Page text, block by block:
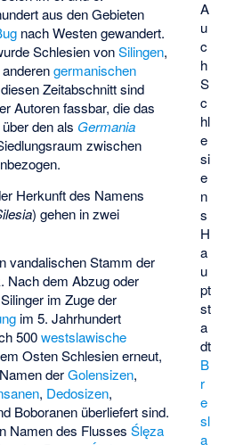
A
u
c
h
S
c
hl
e
si
e
n
s
H
a
u
pt
st
a
dt
B
r
e
sl
a
aus den Gebieten
nach Westen gewandert.
Schlesien vonSilingen,
anderengermanischen
Zeitabschnitt sind
Autoren fassbar, die das
den als Germania
zwischen
Herkunft des Namens
) gehen in zwei
vandalischen Stamm der
Nach dem Abzug oder
im Zuge der
im 5. Jahrhundert
500westslawische
Osten Schlesien erneut,
derGolensizen,
, Dedosizen,
Boboranen überliefert sind.
Namen des FlussesŚlęza